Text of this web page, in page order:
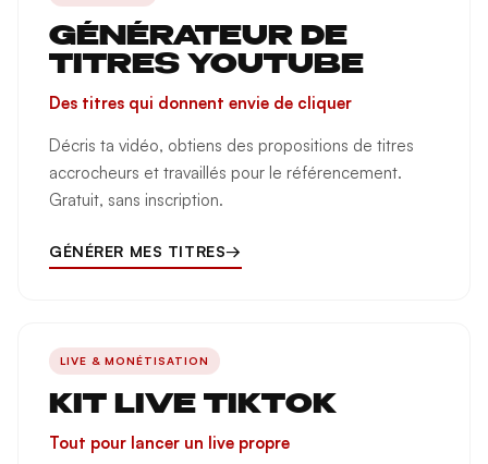
GÉNÉRATEUR DE
TITRES YOUTUBE
Des titres qui donnent envie de cliquer
Décris ta vidéo, obtiens des propositions de titres
accrocheurs et travaillés pour le référencement.
Gratuit, sans inscription.
GÉNÉRER MES TITRES→
LIVE & MONÉTISATION
KIT LIVE TIKTOK
Tout pour lancer un live propre